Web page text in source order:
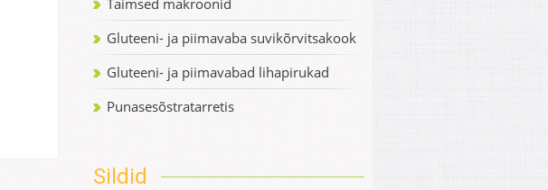
Taimsed makroonid
Gluteeni- ja piimavaba suvikõrvitsakook
Gluteeni- ja piimavabad lihapirukad
Punasesõstratarretis
Sildid